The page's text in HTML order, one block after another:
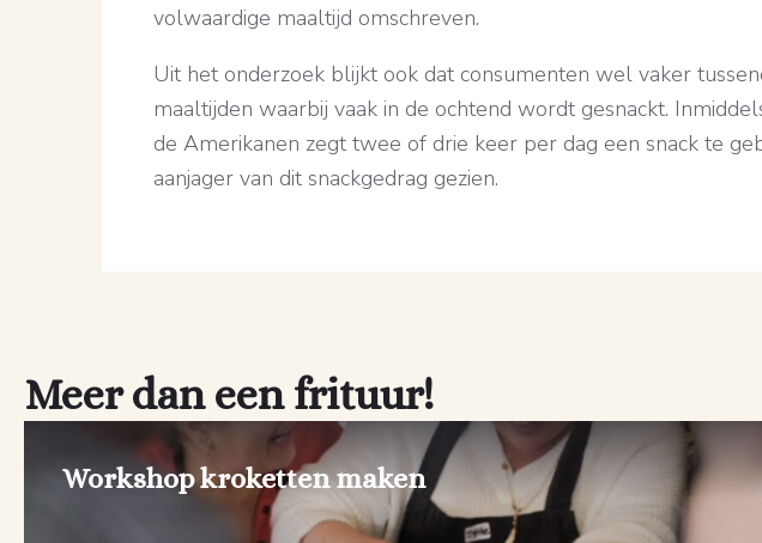
volwaardige maaltijd omschreven.
Uit het onderzoek blijkt ook dat consumenten wel vaker
maaltijden waarbij vaak in de ochtend wordt gesnackt.
de Amerikanen zegt twee of drie keer per dag een snack te
aanjager van dit snackgedrag gezien.
Meer dan een frituur!
Workshop kroketten maken